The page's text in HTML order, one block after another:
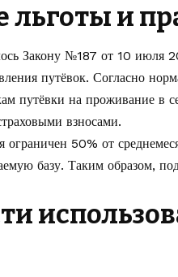
и
Закону №187 от 10 июля
путёвок. Согласно
путёвки на проживание в
взносами.
ограничен 50% от
базу. Таким образом,